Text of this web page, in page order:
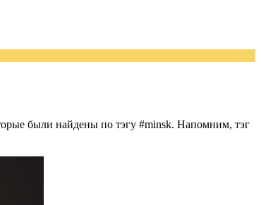
были найдены по тэгу #minsk. Напомним, тэг